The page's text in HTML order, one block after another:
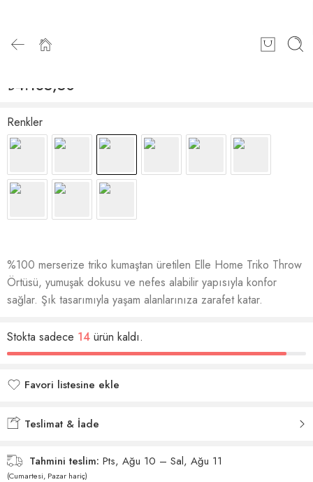
Elle Home Triko Throw Örtüsü –
Kahverengi
₺4.185,50
Renkler
%100 merserize triko kumaştan üretilen Elle Home Triko Throw
Örtüsü, yumuşak dokusu ve nefes alabilir yapısıyla konfor
sağlar. Şık tasarımıyla yaşam alanlarınıza zarafet katar.
Stokta sadece 14 ürün kaldı.
Favori listesine ekle
Teslimat & İade
Tahmini teslim: Pts, Ağu 10 – Sal, Ağu 11
(Cumartesi, Pazar hariç)